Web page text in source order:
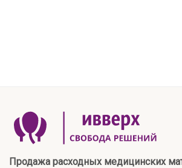
Продажа расходных медицинских